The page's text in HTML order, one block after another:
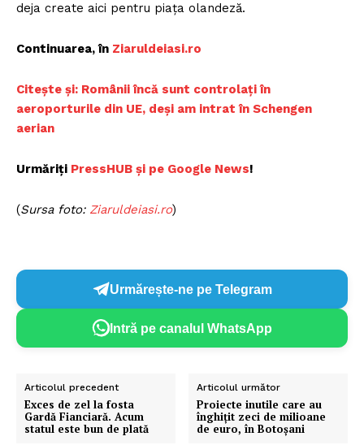
deja create aici pentru piaţa olandeză.
Continuarea, în Ziaruldeiasi.ro
Citește și: Românii încă sunt controlați în
aeroporturile din UE, deși am intrat în Schengen
aerian
Urmăriți PressHUB și pe Google News!
(Sursa foto: Ziaruldeiasi.ro)
Urmărește-ne pe Telegram
Intră pe canalul WhatsApp
Articolul precedent
Exces de zel la fosta
Gardă Fianciară. Acum
statul este bun de plată
Articolul următor
Proiecte inutile care au
înghițit zeci de milioane
de euro, în Botoșani